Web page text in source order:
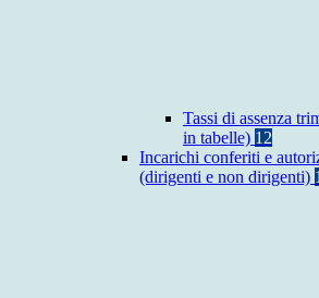
Tassi di assenza
in tabelle) 12
Incarichi conferiti e
(dirigenti e non dirigenti)